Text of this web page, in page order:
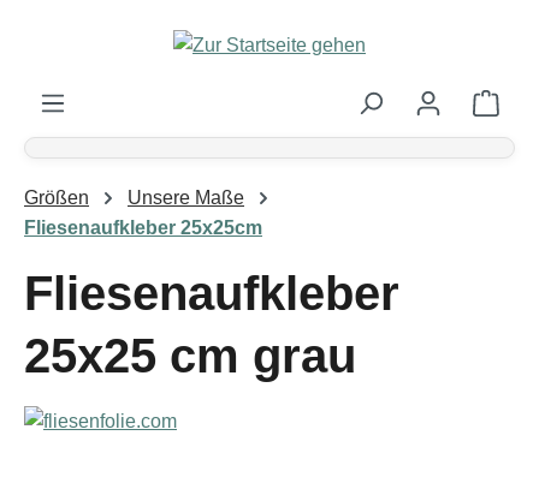
Zum Hauptinhalt springen
Größen
Unsere Maße
Fliesenaufkleber 25x25cm
Fliesenaufkleber
25x25 cm grau